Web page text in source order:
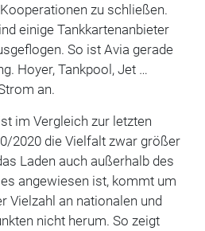
zu schließen.
einige Tankkartenanbieter
So ist Avia gerade
Hoyer, Tankpool, Jet …
an.
im Vergleich zur letzten
2020 die Vielfalt zwar größer
Laden auch außerhalb des
angewiesen ist, kommt um
Vielzahl an nationalen und
nicht herum. So zeigt